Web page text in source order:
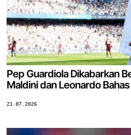
Pep Guardiola Dikabarkan
Maldini dan Leonardo
21.07.2026